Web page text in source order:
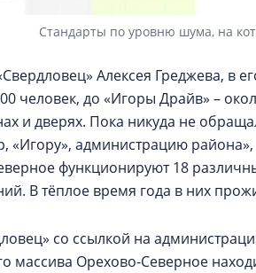
Стандарты по уровню шума, на
Алексея Греджева, в
человек, до «Игоры Драйв» –
и дверях. Пока никуда не
«Игору», администрацию района»,
функционируют 18
В тёплое время года в них
со ссылкой на
массива Орехово-Северное